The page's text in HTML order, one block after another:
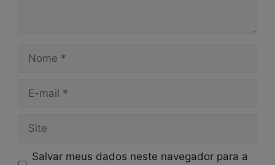
Nome
Site
Salvar meus dados neste navegador para a